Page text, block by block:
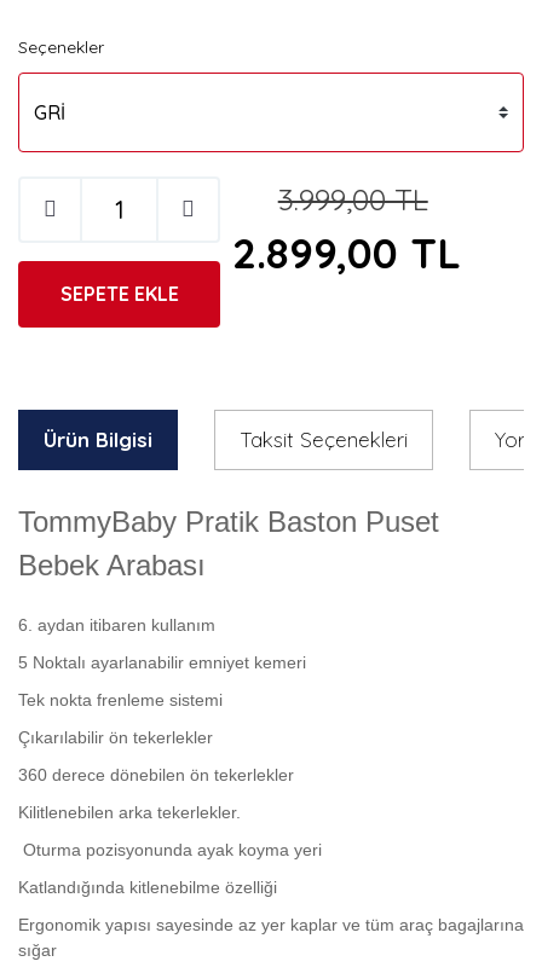
Seçenekler
3.999,00 TL
2.899,00 TL
SEPETE EKLE
Ürün Bilgisi Taksit Seçenekleri
TommyBaby Pratik Baston Puset
Bebek Arabası
6. aydan itibaren kullanım
5 Noktalı ayarlanabilir emniyet kemeri
Tek nokta frenleme sistemi
Çıkarılabilir ön tekerlekler
360 derece dönebilen ön tekerlekler
Kilitlenebilen arka tekerlekler.
Oturma pozisyonunda ayak koyma yeri
Katlandığında kitlenebilme özelliği
Ergonomik yapısı sayesinde az yer kaplar ve tüm araç bagajlarına
sığar